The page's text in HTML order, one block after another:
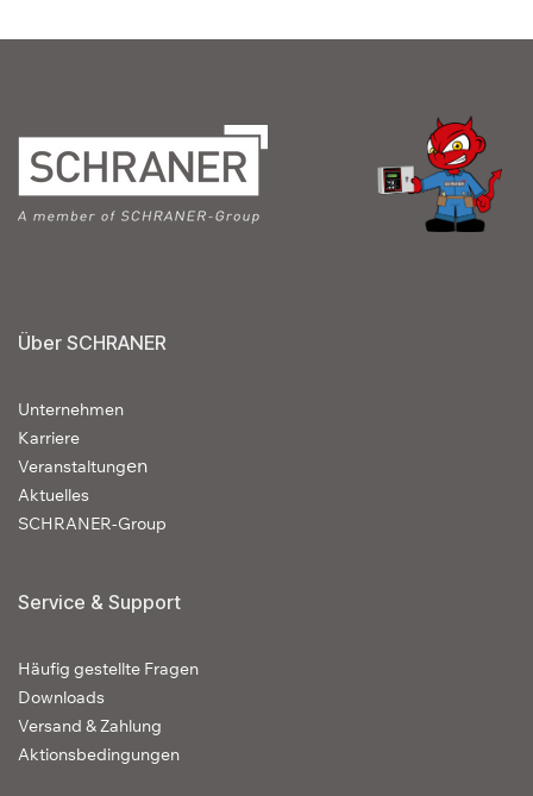
Über SCHRANER
Unternehmen
Karriere
Veranstaltungen
Aktuelles
SCHRANER-Group
Service & Support
Häufig gestellte Fragen
Downloads
Versand & Zahlung
Aktionsbedingungen